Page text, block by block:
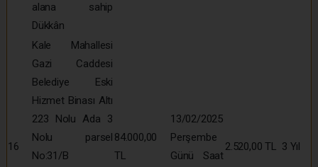
alana sahip
Dükkân
16
Kale Mahallesi
Gazi Caddesi
Belediye Eski
Hizmet Binası Altı
223 Nolu Ada 3
Nolu parsel
No:31/B
84.000,00
TL
13/02/2025
Perşembe
Günü Saat
2.520,00 TL 3 Yıl